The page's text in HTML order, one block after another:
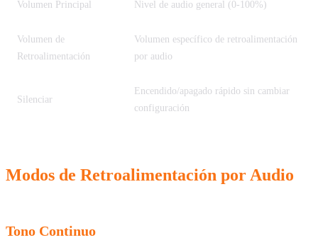
Volumen Principal Nivel de audio general (0-100%)
Volumen de
Retroalimentación
Volumen específico de retroalimentación
por audio
Silenciar
Encendido/apagado rápido sin cambiar
configuración
Modos de Retroalimentación por Audio
Tono Continuo